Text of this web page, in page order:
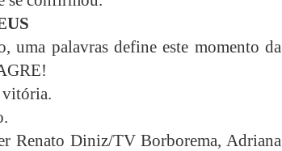
uma palavras define este momento da
vitória.
Renato Diniz/TV Borborema, Adriana